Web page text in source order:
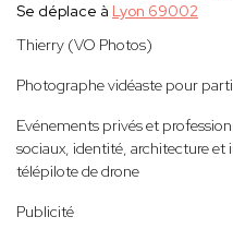
Se déplace à Lyon 69002
Thierry (VO Photos)
Photographe vidéaste pour
Evénements privés et
sociaux, identité, architecture
télépilote de drone
Publicité